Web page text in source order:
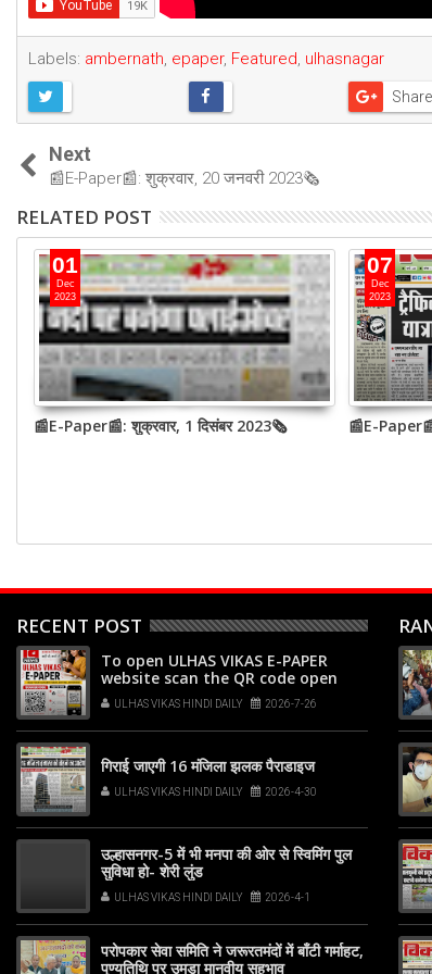
Labels: ambernath, epaper, Featured, ulhasnagar
Share
Next
📰E-Paper📰: शुक्रवार, 20 जनवरी 2023🗞
RELATED POST
01
Dec
2023
📰E-Paper📰: शुक्रवार, 1 दिसंबर 2023🗞
07
Dec
2023
📰E-
RECENT POST
To open ULHAS VIKAS E-PAPER
website scan the QR code open
your phone's camera app or
Google Lens, point it at the code,
and tap the web link popup that
ULHAS VIKAS HINDI DAILY 2026-7-26
गिराई जाएगी 16 मंजिला झलक पैराडाइज
ULHAS VIKAS HINDI DAILY 2026-4-30
उल्हासनगर-5 में भी मनपा की ओर से स्विमिंग पुल
सुविधा हो- शेरी लुंड
ULHAS VIKAS HINDI DAILY 2026-4-1
परोपकार सेवा समिति ने जरूरतमंदों में बाँटी गर्माहट,
पुण्यतिथि पर उमड़ा मानवीय सहभाव